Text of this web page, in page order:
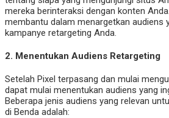
mereka berinteraksi dengan konten
membantu dalam menargetkan audiens
kampanye retargeting Anda.
2. Menentukan Audiens Retargeting
Setelah Pixel terpasang dan mulai
dapat mulai menentukan audiens yang
Beberapa jenis audiens yang relevan
di Benda adalah: